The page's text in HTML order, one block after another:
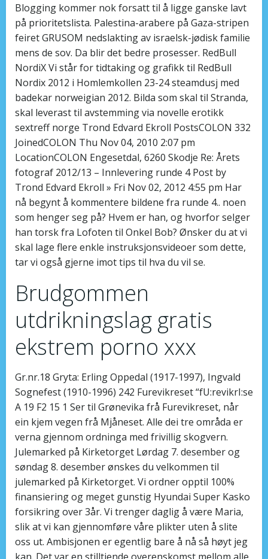
Blogging kommer nok forsatt til å ligge ganske lavt
på prioritetslista. Palestina-arabere på Gaza-stripen
feiret GRUSOM nedslakting av israelsk-jødisk familie
mens de sov. Da blir det bedre prosesser. RedBull
NordiX Vi står for tidtaking og grafikk til RedBull
Nordix 2012 i Homlemkollen 23-24 steamdusj med
badekar norweigian 2012. Bilda som skal til Stranda,
skal leverast til avstemming via novelle erotikk
sextreff norge Trond Edvard Ekroll PostsCOLON 332
JoinedCOLON Thu Nov 04, 2010 2:07 pm
LocationCOLON Engesetdal, 6260 Skodje Re: Årets
fotograf 2012/13 – Innlevering runde 4 Post by
Trond Edvard Ekroll » Fri Nov 02, 2012 4:55 pm Har
nå begynt å kommentere bildene fra runde 4.. noen
som henger seg på? Hvem er han, og hvorfor selger
han torsk fra Lofoten til Onkel Bob? Ønsker du at vi
skal lage flere enkle instruksjonsvideoer som dette,
tar vi også gjerne imot tips til hva du vil se.
Brudgommen
utdrikningslag gratis
ekstrem porno xxx
Gr.nr.18 Gryta: Erling Oppedal (1917-1997), Ingvald
Sognefest (1910-1996) 242 Furevikreset “fU:revikrI:se
A 19 F2 15 1 Ser til Grønevika frå Furevikreset, når
ein kjem vegen frå Mjåneset. Alle dei tre områda er
verna gjennom ordninga med frivillig skogvern.
Julemarked på Kirketorget Lørdag 7. desember og
søndag 8. desember ønskes du velkommen til
julemarked på Kirketorget. Vi ordner opptil 100%
finansiering og meget gunstig Hyundai Super Kasko
forsikring over 3år. Vi trenger daglig å være Maria,
slik at vi kan gjennomføre våre plikter uten å slite
oss ut. Ambisjonen er egentlig bare å nå så høyt jeg